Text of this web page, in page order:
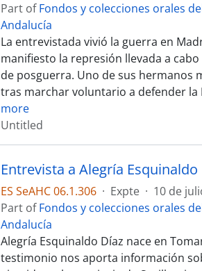
Part ofFondos y colecciones orales
Andalucía
La entrevistada vivió la guerra en
manifiesto la represión llevada a
de posguerra. Uno de sus hermanos
tras marchar voluntario a defender la
more
Untitled
Entrevista a Alegría Esquinaldo
ES SeAHC 06.1.306 · Expte · 10 de
Part ofFondos y colecciones orales
Andalucía
Alegría Esquinaldo Díaz nace en
testimonio nos aporta información